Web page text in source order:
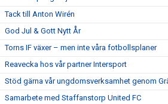
Tack till Anton Wirén
God Jul & Gott Nytt År
Torns IF växer – men inte våra fotbollsplaner
Reavecka hos vår partner Intersport
Stöd gärna vår ungdomsverksamhet genom
Samarbete med Staffanstorp United FC